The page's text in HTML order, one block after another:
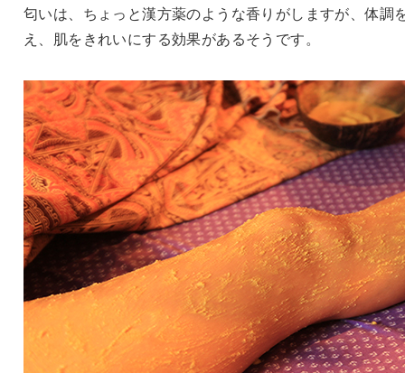
匂いは、ちょっと漢方薬のような香りがしますが、体調
え、肌をきれいにする効果があるそうです。